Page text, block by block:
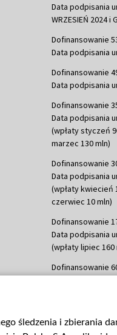
Data podpisania
WRZESIEŃ 2024 i
Dofinansowanie
Data podpisania
Dofinansowanie
Data podpisania
Dofinansowanie
Data podpisania
(wpłaty styczeń
marzec 130 mln)
Dofinansowanie
Data podpisania
(wpłaty kwiecień
czerwiec 10 mln)
Dofinansowanie
Data podpisania
(wpłaty lipiec
Dofinansowanie
Data podpisania
śledzenia i zbierania